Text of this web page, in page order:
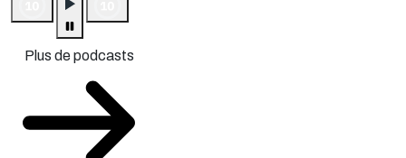
Plus de podcasts